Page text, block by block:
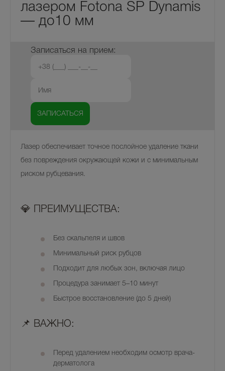
лазером Fotona SP Dynamis
— до10 мм
Записаться на прием:
Лазер обеспечивает точное послойное удаление ткани
без повреждения окружающей кожи и с минимальным
риском рубцевания.
💎 ПРЕИМУЩЕСТВА:
Без скальпеля и швов
Минимальный риск рубцов
Подходит для любых зон, включая лицо
Процедура занимает 5–10 минут
Быстрое восстановление (до 5 дней)
📌 ВАЖНО:
Перед удалением необходим осмотр врача-
дерматолога